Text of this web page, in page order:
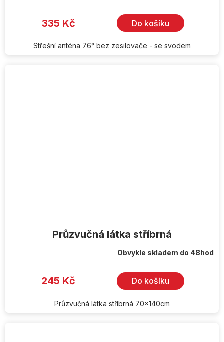
335 Kč Do košíku
Střešní anténa 76° bez zesilovače - se svodem
Průzvučná látka stříbrná
Obvykle skladem do 48hod
245 Kč Do košíku
Průzvučná látka stříbrná 70x140cm